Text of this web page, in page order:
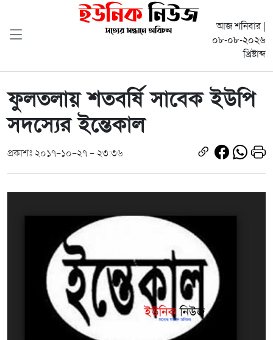
আজ শনিবার |
০৮-০৮-২০২৬
খ্রিষ্টাব্দ
ফুলতলায় শতবর্ষি সাবেক ইউপি
সদস্যের ইন্তেকাল
প্রকাশঃ ২০১৭-১০-২৭ - ২৩:৩৬